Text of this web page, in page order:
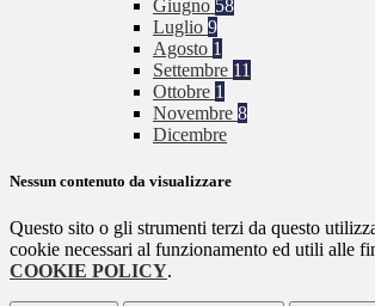
Giugno 58
Luglio 9
Agosto 1
Settembre 11
Ottobre 1
Novembre 8
Dicembre
Nessun contenuto da visualizzare
Questo sito o gli strumenti terzi da questo
cookie necessari al funzionamento ed utili alle
COOKIE POLICY.